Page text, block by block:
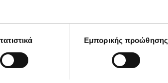
Εμπορικής προώθησης